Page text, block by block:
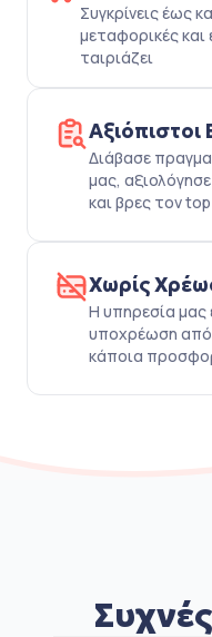
Συγκρίνεις έως
μεταφορικές και
ταιριάζει
Αξιόπιστοι
Διάβασε
μας,
και βρες τον
Χωρίς
Η υπηρεσία μας
υποχρέωση από
κάποια